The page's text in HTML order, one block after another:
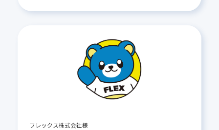
フレックス株式会社様